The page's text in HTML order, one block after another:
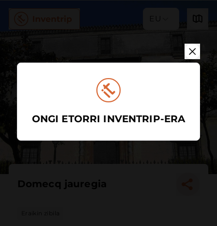
EU
Domecq jauregia
Eraikin zibila
ONGI ETORRI INVENTRIP-ERA